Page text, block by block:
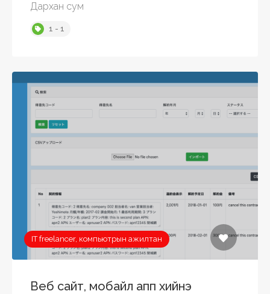
Дархан сум
1 - 1
IT freelancer, компьютрын ажилтан
Веб сайт, мобайл апп хийнэ